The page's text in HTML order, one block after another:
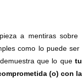
a mentiras
como lo puede ser
que lo que
(o) con